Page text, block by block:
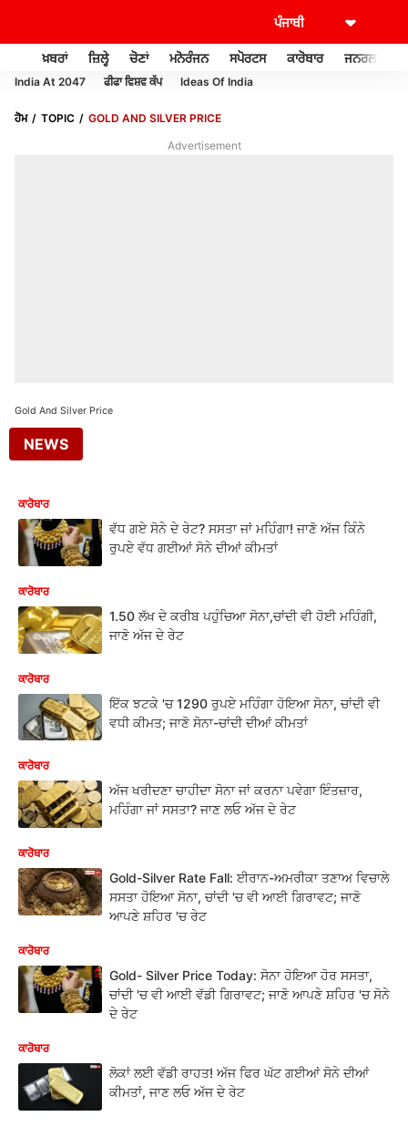
ਖ਼ਬਰਾਂ ਜ਼ਿਲ੍ਹੇ ਚੋਣਾਂ ਮਨੋਰੰਜਨ ਸਪੋਰਟਸ ਕਾਰੋਬਾਰ ਜਨਰਲ ਨੌਲਜ
India At 2047 ਫੀਫਾ ਵਿਸ਼ਵ ਕੱਪ Ideas Of India
ਹੋਮ TOPIC
GOLD AND SILVER PRICE
Advertisement
Gold And Silver Price
NEWS
ਕਾਰੋਬਾਰ
ਵੱਧ ਗਏ ਸੋਨੇ ਦੇ ਰੇਟ? ਸਸਤਾ ਜਾਂ ਮਹਿੰਗਾ! ਜਾਣੋ ਅੱਜ ਕਿੰਨੇ
ਰੁਪਏ ਵੱਧ ਗਈਆਂ ਸੋਨੇ ਦੀਆਂ ਕੀਮਤਾਂ
ਕਾਰੋਬਾਰ
1.50 ਲੱਖ ਦੇ ਕਰੀਬ ਪਹੁੰਚਿਆ ਸੋਨਾ,ਚਾਂਦੀ ਵੀ ਹੋਈ ਮਹਿੰਗੀ,
ਜਾਣੋ ਅੱਜ ਦੇ ਰੇਟ
ਕਾਰੋਬਾਰ
ਇੱਕ ਝਟਕੇ 'ਚ 1290 ਰੁਪਏ ਮਹਿੰਗਾ ਹੋਇਆ ਸੋਨਾ, ਚਾਂਦੀ ਵੀ
ਵਧੀ ਕੀਮਤ; ਜਾਣੋ ਸੋਨਾ-ਚਾਂਦੀ ਦੀਆਂ ਕੀਮਤਾਂ
ਕਾਰੋਬਾਰ
ਅੱਜ ਖਰੀਦਣਾ ਚਾਹੀਦਾ ਸੋਨਾ ਜਾਂ ਕਰਨਾ ਪਵੇਗਾ ਇੰਤਜ਼ਾਰ,
ਮਹਿੰਗਾ ਜਾਂ ਸਸਤਾ? ਜਾਣ ਲਓ ਅੱਜ ਦੇ ਰੇਟ
ਕਾਰੋਬਾਰ
Gold-Silver Rate Fall: ਈਰਾਨ-ਅਮਰੀਕਾ ਤਣਾਅ ਵਿਚਾਲੇ
ਸਸਤਾ ਹੋਇਆ ਸੋਨਾ, ਚਾਂਦੀ 'ਚ ਵੀ ਆਈ ਗਿਰਾਵਟ; ਜਾਣੋ
ਆਪਣੇ ਸ਼ਹਿਰ 'ਚ ਰੇਟ
ਕਾਰੋਬਾਰ
Gold- Silver Price Today: ਸੋਨਾ ਹੋਇਆ ਹੋਰ ਸਸਤਾ,
ਚਾਂਦੀ 'ਚ ਵੀ ਆਈ ਵੱਡੀ ਗਿਰਾਵਟ; ਜਾਣੋ ਆਪਣੇ ਸ਼ਹਿਰ 'ਚ ਸੋਨੇ
ਦੇ ਰੇਟ
ਕਾਰੋਬਾਰ
ਲੋਕਾਂ ਲਈ ਵੱਡੀ ਰਾਹਤ! ਅੱਜ ਫਿਰ ਘੱਟ ਗਈਆਂ ਸੋਨੇ ਦੀਆਂ
ਕੀਮਤਾਂ, ਜਾਣ ਲਓ ਅੱਜ ਦੇ ਰੇਟ